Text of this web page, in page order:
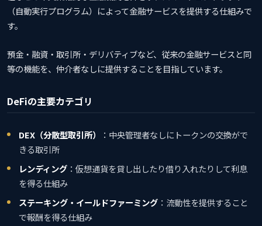
（自動実行プログラム）によって金融サービスを提供する仕組みで
す。
預金・融資・取引所・デリバティブなど、従来の金融サービスと同
等の機能を、仲介者なしに提供することを目指しています。
DeFiの主要カテゴリ
DEX（分散型取引所）
：中央管理者なしにトークンの交換がで
きる取引所
レンディング ：仮想通貨を貸し出したり借り入れたりして利息
を得る仕組み
ステーキング・イールドファーミング ：流動性を提供すること
で報酬を得る仕組み